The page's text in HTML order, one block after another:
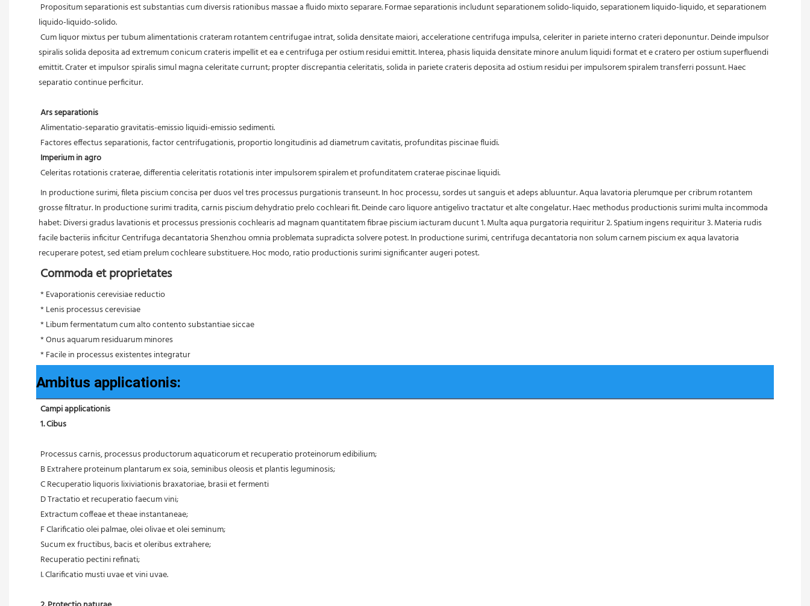
liquido-liquido-solido.
spiralis solida deposita ad extremum conicum crateris impellit et ea e centrifuga per ostium residui emittit. Interea, phasis liquida densitate minore anulum liquidi format et e cratero per ostium superfluendi
emittit. Crater et impulsor spiralis simul magna celeritate currunt; propter discrepantia celeritatis, solida in pariete crateris deposita ad ostium residui per impulsorem spiralem transferri possunt. Haec
separatio continue perficitur.
Ars separationis
Alimentatio-separatio gravitatis-emissio liquidi-emissio sedimenti.
Factores effectus separationis, factor centrifugationis, proportio longitudinis ad diametrum cavitatis, profunditas piscinae fluidi.
Imperium in agro
Celeritas rotationis craterae, differentia celeritatis rotationis inter impulsorem spiralem et profunditatem craterae piscinae liquidi.
In productione surimi, fileta piscium concisa per duos vel tres processus purgationis transeunt. In hoc processu, sordes ut sanguis et adeps abluuntur. Aqua lavatoria plerumque per cribrum rotantem
grosse filtratur. In productione surimi tradita, carnis piscium dehydratio prelo cochleari fit. Deinde caro liquore antigelivo tractatur et alte congelatur. Haec methodus productionis surimi multa incommoda
habet: Diversi gradus lavationis et processus pressionis cochlearis ad magnam quantitatem fibrae piscium iacturam ducunt 1. Multa aqua purgatoria requiritur 2. Spatium ingens requiritur 3. Materia rudis
facile bacteriis inficitur Centrifuga decantatoria Shenzhou omnia problemata supradicta solvere potest. In productione surimi, centrifuga decantatoria non solum carnem piscium ex aqua lavatoria
recuperare potest, sed etiam prelum cochleare substituere. Hoc modo, ratio productionis surimi significanter augeri potest.
Commoda et proprietates
* Evaporationis cerevisiae reductio
* Lenis processus cerevisiae
* Libum fermentatum cum alto contento substantiae siccae
* Onus aquarum residuarum minores
* Facile in processus existentes integratur
Ambitus applicationis:
Campi applicationis
1. Cibus
Processus carnis, processus productorum aquaticorum et recuperatio proteinorum edibilium;
B Extrahere proteinum plantarum ex soia, seminibus oleosis et plantis leguminosis;
C Recuperatio liquoris lixiviationis braxatoriae, brasii et fermenti
D Tractatio et recuperatio faecum vini;
Extractum coffeae et theae instantaneae;
F Clarificatio olei palmae, olei olivae et olei seminum;
Sucum ex fructibus, bacis et oleribus extrahere;
Recuperatio pectini refinati;
I. Clarificatio musti uvae et vini uvae.